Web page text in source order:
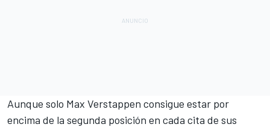
Aunque solo Max Verstappen consigue estar por
encima de la segunda posición en cada cita de sus